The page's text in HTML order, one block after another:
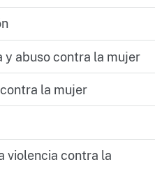
y abuso contra la mujer
la mujer
violencia contra la